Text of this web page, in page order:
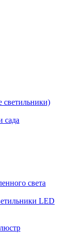
светильники)
сада
света
LED